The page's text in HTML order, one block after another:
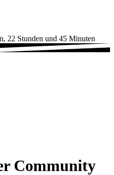
22 Stunden und 45 Minuten
Community